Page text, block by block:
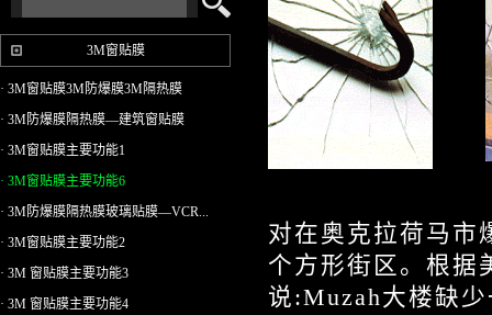
3M窗贴膜
· 3M窗贴膜3M防爆膜3M隔热膜
· 3M防爆膜隔热膜—建筑窗贴膜
· 3M窗贴膜主要功能1
· 3M窗贴膜主要功能6
· 3M防爆膜隔热膜玻璃贴膜—VCR...
· 3M窗贴膜主要功能2
· 3M 窗贴膜主要功能3
· 3M 窗贴膜主要功能4
对在奥克拉荷马市
个方形街区。根据
说:Muzah大楼缺